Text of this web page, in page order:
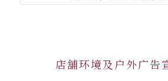
店舖环境及户外广告